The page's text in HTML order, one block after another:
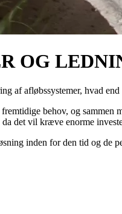
OG
afløbssystemer, hvad
behov, og
det vil kræve enorme
inden for den tid og de